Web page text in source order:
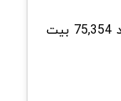
همان طور که دیروز The Block گزارش داد، تتر در سه ماهه اول سال 2024، توانست 627 میلیون دلار دیگر بیت کوین خریداری کند و مجموع دارایی‌های خود را به حدود 75,354 بیت